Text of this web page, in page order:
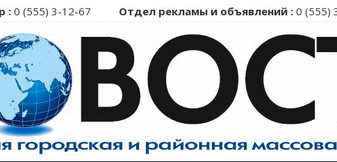
: 0 (555) 3-12-67 Отдел рекламы и объявлений : 0 (555)